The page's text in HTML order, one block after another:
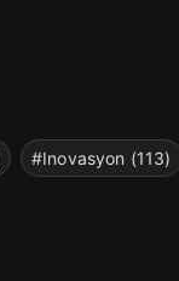
#Inovasyon (113)